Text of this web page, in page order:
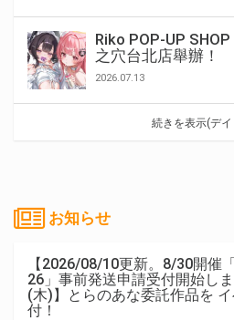
Riko POP-UP
之穴台北店舉辦！
2026.07.13
続きを表示(デイ
お知らせ
【2026/08/10更新。8/30開催
26」事前発送申請受付開始し
(木)】とらのあな委託作品を
付！